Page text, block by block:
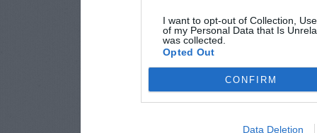
I want to opt-out of Collection,
of my Personal Data that Is
was collected.
Opted Out
CONFIRM
Data Deletion